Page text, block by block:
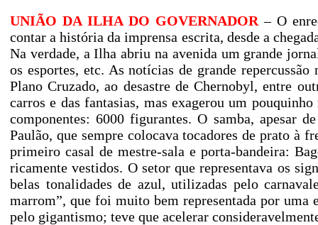
UNIÃO DA ILHA DO GOVERNADOR– O
contar a história da imprensa escrita, desde a
Na verdade, a Ilha abriu na avenida um grande
os esportes, etc. As notícias de grande
Plano Cruzado, ao desastre de Chernobyl, entre
carros e das fantasias, mas exagerou um
componentes: 6000 figurantes. O samba, apesar
Paulão, que sempre colocava tocadores de prato à
primeiro casal de mestre-sala e porta-bandeira:
ricamente vestidos. O setor que representava os
belas tonalidades de azul, utilizadas pelo
marrom”, que foi muito bem representada por uma
pelo gigantismo; teve que acelerar